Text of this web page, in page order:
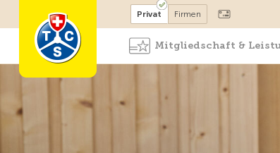
Mitglied werden
Privat Firmen
Mitgliedschaft &